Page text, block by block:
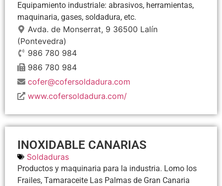
Equipamiento industriale: abrasivos, herramientas,
maquinaria, gases, soldadura, etc.
Avda. de Monserrat, 9 36500 Lalín
(Pontevedra)
986 780 984
986 780 984
cofer@cofersoldadura.com
www.cofersoldadura.com/
INOXIDABLE CANARIAS
Soldaduras
Productos y maquinaria para la industria. Lomo los
Frailes, Tamaraceite Las Palmas de Gran Canaria